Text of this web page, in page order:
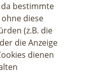
bestimmte
diese
(z.B. die
die Anzeige
dienen